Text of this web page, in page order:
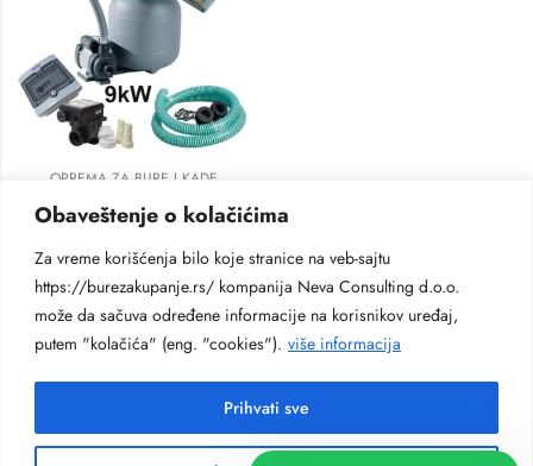
Obaveštenje o kolačićima
Za vreme korišćenja bilo koje stranice na veb-sajtu
https://burezakupanje.rs/ kompanija Neva Consulting d.o.o.
može da sačuva određene informacije na korisnikov uređaj,
putem "kolačića" (eng. "cookies"). više informacija
Prihvati sve
OPREMA ZA BURE I KADE
Grejač 9kw + Filter
1.000€